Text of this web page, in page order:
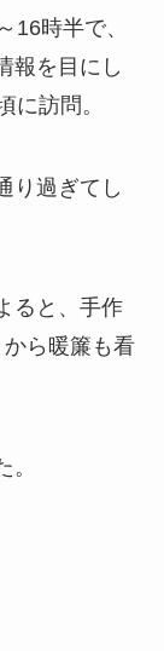
16時半で、
報を目にし
に訪問。
り過ぎてし
ると、手作
ら暖簾も看